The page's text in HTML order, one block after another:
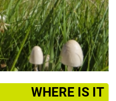
­WHERE IS IT